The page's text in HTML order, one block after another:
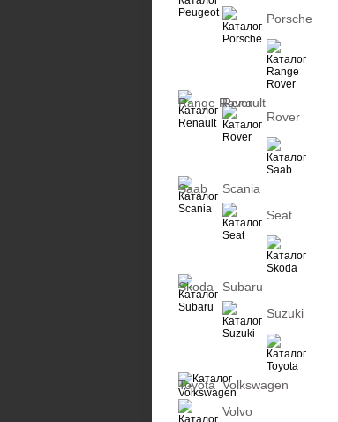
Porsche
Range Rover
Renault
Rover
Saab
Scania
Seat
Skoda
Subaru
Suzuki
Toyota Volkswagen
Volvo